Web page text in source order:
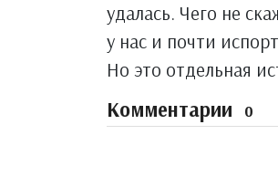
удалась. Чего не
у нас и почти
Но это отдельная
Комментарии 0